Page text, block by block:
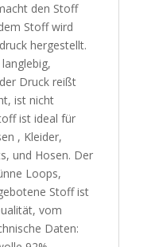
den Stoff
Stoff wird
hergestellt.
Druck reißt
ist nicht
ist ideal für
, Kleider,
und Hosen. Der
Loops,
Stoff ist
vom
Daten: